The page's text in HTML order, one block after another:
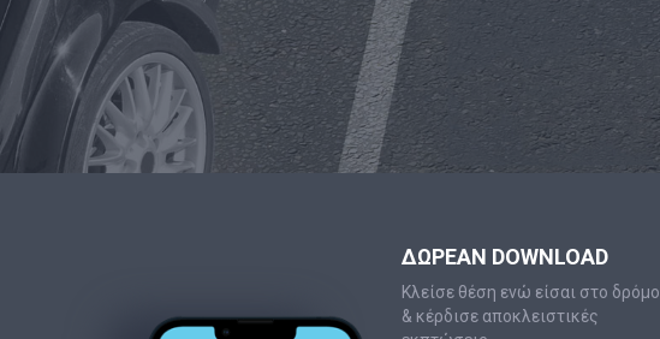
ΔΩΡΕΑΝ DOWNLOAD
Κλείσε θέση ενώ είσαι στο δρόμο
& κέρδισε αποκλειστικές